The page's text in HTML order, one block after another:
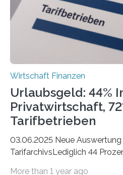
der freiberuflichen
Wirtschaft Finanzen
Urlaubsgeld: 44%
Privatwirtschaft,
Tarifbetrieben
03.06.2025 Neue
TarifarchivsLediglich 44
More than 1 year ago